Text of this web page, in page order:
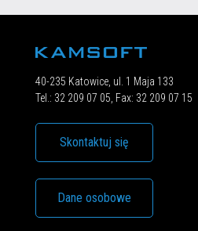
40-235 Katowice, ul. 1 Maja 133
Tel.: 32 209 07 05, Fax: 32 209 07 15
Skontaktuj się
Dane osobowe